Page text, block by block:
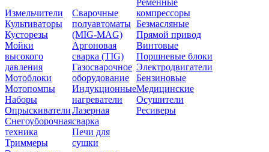
Измельчители
Культиваторы
Кусторезы
Мойки
высокого
давления
Мотоблоки
Мотопомпы
Наборы
Опрыскиватели
Снегоуборочная
техника
Триммеры
Сварочные
полуавтоматы
(MIG-MAG)
Аргоновая
сварка (TIG)
Газосварочное
оборудование
Индукционные
нагреватели
Лазерная
сварка
Печи для
сушки
компрессоры
Безмасляные
Прямой привод
Винтовые
Поршневые блоки
Электродвигатели
Бензиновые
Медицинские
Осушители
Ресиверы